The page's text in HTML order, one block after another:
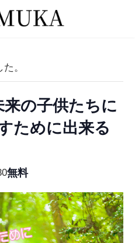
。
の子供たちに
ために出来る
無料